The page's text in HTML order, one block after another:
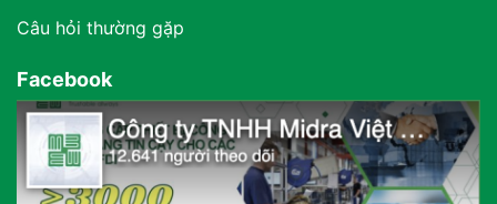
Câu hỏi thường gặp
Facebook